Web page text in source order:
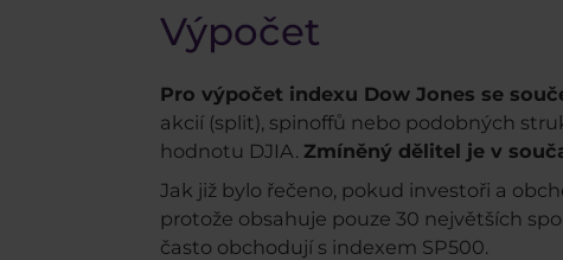
Výpočet
Pro výpočet indexu Dow Jones se
akcií (split), spinoffů nebo podobných
hodnotu DJIA. Zmíněný dělitel je v
Jak již bylo řečeno, pokud investoři a
protože obsahuje pouze 30 největších
často obchodují s indexem SP500.